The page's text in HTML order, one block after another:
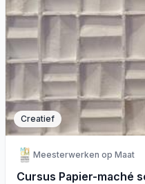
Creatief
Meesterwerken op Maat
Cursus Papier-maché